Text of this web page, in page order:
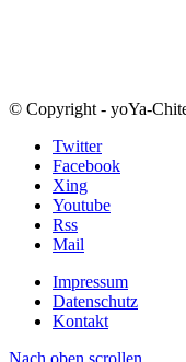
© Copyright - yoYa-
Twitter
Facebook
Xing
Youtube
Rss
Mail
Impressum
Datenschutz
Kontakt